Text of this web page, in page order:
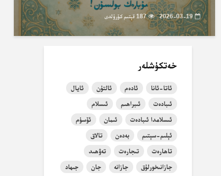
2026-03-19 187 قېتىم كۆرۈلدى
خەتكۈشلەر
ئاتا-ئانا ئادەم ئالتۇن
ئايال
ئىبادەت
ئىبراھىم
ئىسلام
ئىسلامدا ئىبادەت
ئىمان
ئۆسۈم
ئېلىم-سېتىم
بەدەن
تالاق
تاھارەت
تىجارەت
تەۋھىد
جازانىخورلۇق
جازانە جان
جىھاد